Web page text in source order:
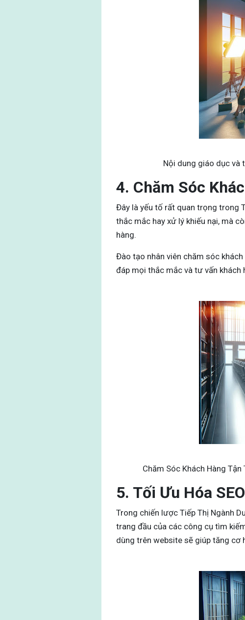
Nội dung giáo dục và
4. Chăm Sóc
Đây là yếu tố rất quan trọng trong
thắc mắc hay xử lý khiếu nại, mà
hàng.
Đào tạo nhân viên chăm sóc
đáp mọi thắc mắc và tư vấn khách
Chăm Sóc Khách Hàng Tận
5. Tối Ưu Hóa
Trong chiến lược Tiếp Thị Ngành
trang đầu của các công cụ tìm
dùng trên website sẽ giúp tăng cơ